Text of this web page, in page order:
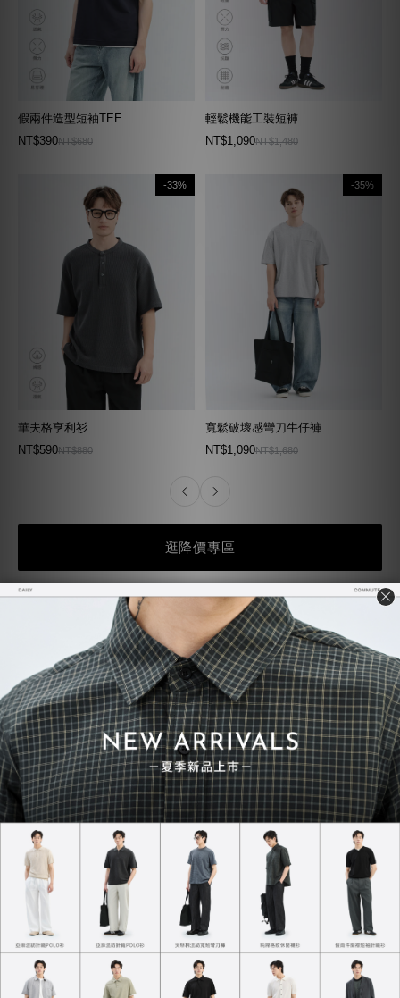
假兩件造型短袖TEE
NT$390NT$680
輕鬆機能工裝短褲
NT$1,090NT$1,480
-33%
華夫格亨利衫
NT$590NT$880
-35%
寬鬆破壞感彎刀牛仔褲
NT$1,090NT$1,680
逛降價專區
熱銷必買推薦 經典熱賣．一買再買
質感TEE 7.0
NT$730
超級重磅TEE
NT$850